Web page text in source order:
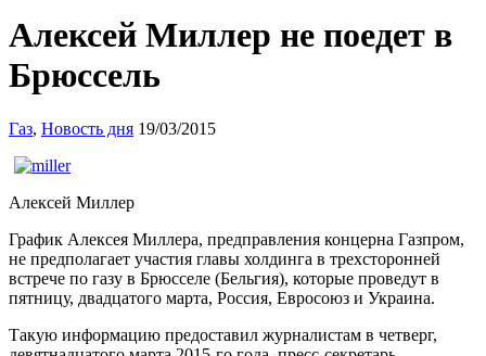
Алексей Миллер не поедет в
Брюссель
Газ, Новость дня 19/03/2015
Алексей Миллер
График Алексея Миллера, предправления концерна Газпром,
не предполагает участия главы холдинга в трехсторонней
встрече по газу в Брюсселе (Бельгия), которые проведут в
пятницу, двадцатого марта, Россия, Евросоюз и Украина.
Такую информацию предоставил журналистам в четверг,